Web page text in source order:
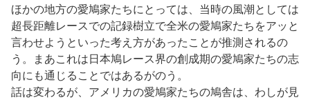
ほかの地方の愛鳩家たちにとっては、当時の風潮としては
超長距離レースでの記録樹立で全米の愛鳩家たちをアッと
言わせようといった考え方があったことが推測されるの
う。まあこれは日本鳩レース界の創成期の愛鳩家たちの志
向にも通じることではあるがのう。
話は変わるが、アメリカの愛鳩家たちの鳩舎は、わしが見